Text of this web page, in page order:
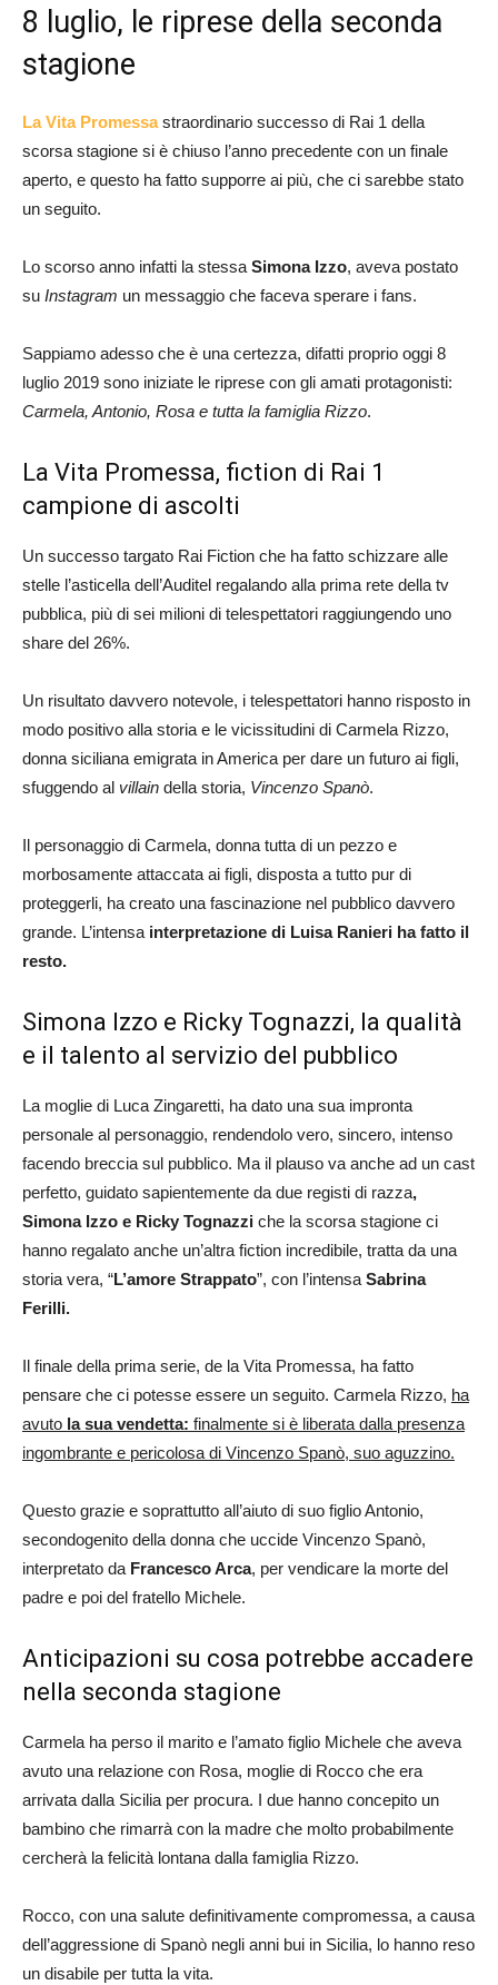
8 luglio, le riprese della seconda
stagione
La Vita Promessastraordinario successo di Rai 1 della
scorsa stagione si è chiuso l’anno precedente con un finale
aperto, e questo ha fatto supporre ai più, che ci sarebbe stato
un seguito.
Lo scorso anno infatti la stessa Simona Izzo, aveva postato
su Instagram un messaggio che faceva sperare i fans.
Sappiamo adesso che è una certezza, difatti proprio oggi 8
luglio 2019 sono iniziate le riprese con gli amati protagonisti:
Carmela, Antonio, Rosa e tutta la famiglia Rizzo.
La Vita Promessa, fiction di Rai 1
campione di ascolti
Un successo targato Rai Fiction che ha fatto schizzare alle
stelle l’asticella dell’Auditel regalando alla prima rete della tv
pubblica, più di sei milioni di telespettatori raggiungendo uno
share del 26%.
Un risultato davvero notevole, i telespettatori hanno risposto in
modo positivo alla storia e le vicissitudini di Carmela Rizzo,
donna siciliana emigrata in America per dare un futuro ai figli,
sfuggendo al villain della storia, Vincenzo Spanò.
Il personaggio di Carmela, donna tutta di un pezzo e
morbosamente attaccata ai figli, disposta a tutto pur di
proteggerli, ha creato una fascinazione nel pubblico davvero
grande. L’intensa interpretazione di Luisa Ranieri ha fatto il
resto.
Simona Izzo e Ricky Tognazzi, la qualità
e il talento al servizio del pubblico
La moglie di Luca Zingaretti, ha dato una sua impronta
personale al personaggio, rendendolo vero, sincero, intenso
facendo breccia sul pubblico. Ma il plauso va anche ad un cast
perfetto, guidato sapientemente da due registi di razza,
Simona Izzo e Ricky Tognazzi che la scorsa stagione ci
hanno regalato anche un’altra fiction incredibile, tratta da una
storia vera, “L’amore Strappato”, con l’intensa Sabrina
Ferilli.
Il finale della prima serie, de la Vita Promessa, ha fatto
pensare che ci potesse essere un seguito. Carmela Rizzo, ha
avuto la sua vendetta: finalmente si è liberata dalla presenza
ingombrante e pericolosa di Vincenzo Spanò, suo aguzzino.
Questo grazie e soprattutto all’aiuto di suo figlio Antonio,
secondogenito della donna che uccide Vincenzo Spanò,
interpretato da Francesco Arca, per vendicare la morte del
padre e poi del fratello Michele.
Anticipazioni su cosa potrebbe accadere
nella seconda stagione
Carmela ha perso il marito e l’amato figlio Michele che aveva
avuto una relazione con Rosa, moglie di Rocco che era
arrivata dalla Sicilia per procura. I due hanno concepito un
bambino che rimarrà con la madre che molto probabilmente
cercherà la felicità lontana dalla famiglia Rizzo.
Rocco, con una salute definitivamente compromessa, a causa
dell’aggressione di Spanò negli anni bui in Sicilia, lo hanno reso
un disabile per tutta la vita.